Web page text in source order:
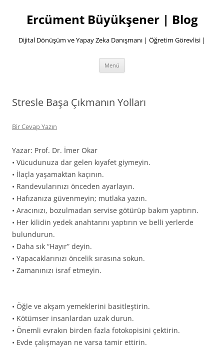
Ercüment Büyükşener | Blog
Dijital Dönüşüm ve Yapay Zeka Danışmanı | Öğretim Görevlisi |
Menü
Stresle Başa Çıkmanın Yolları
Bir Cevap Yazın
Yazar: Prof. Dr. İmer Okar
• Vücudunuza dar gelen kıyafet giymeyin.
• İlaçla yaşamaktan kaçının.
• Randevularınızı önceden ayarlayın.
• Hafızanıza güvenmeyin; mutlaka yazın.
• Aracınızı, bozulmadan servise götürüp bakım yaptırın.
• Her kilidin yedek anahtarını yaptırın ve belli yerlerde
bulundurun.
• Daha sık “Hayır” deyin.
• Yapacaklarınızı öncelik sırasına sokun.
• Zamanınızı israf etmeyin.
• Öğle ve akşam yemeklerini basitleştirin.
• Kötümser insanlardan uzak durun.
• Önemli evrakın birden fazla fotokopisini çektirin.
• Evde çalışmayan ne varsa tamir ettirin.